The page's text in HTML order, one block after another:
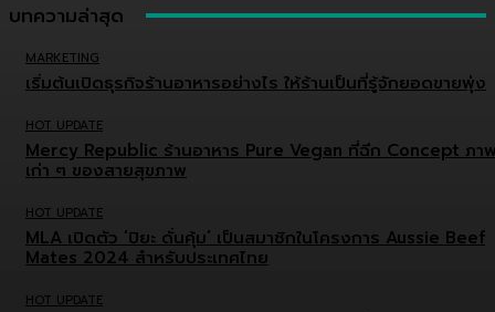
บทความล่าสุด
MARKETING
เริ่มต้นเปิดธุรกิจร้านอาหารอย่างไร ให้ร้านเป็นที่รู้จักยอดขายพุ่ง
HOT UPDATE
Mercy Republic ร้านอาหาร Pure Vegan ที่ฉีก Concept ภา
เก่า ๆ ของสายสุขภาพ
HOT UPDATE
MLA เปิดตัว ‘ปิยะ ดั่นคุ้ม’ เป็นสมาชิกในโครงการ Aussie Beef
Mates 2024 สำหรับประเทศไทย
HOT UPDATE